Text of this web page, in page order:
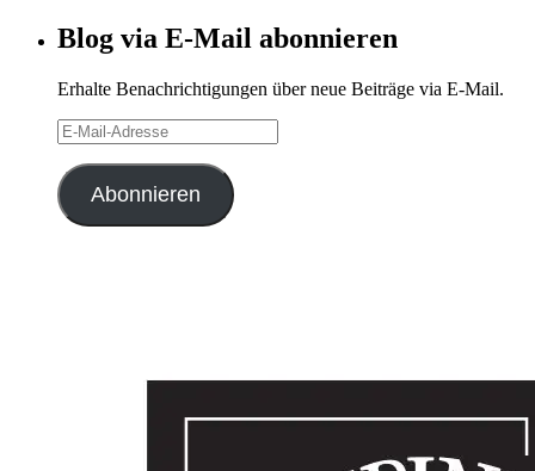
Blog via E-Mail abonnieren
Erhalte Benachrichtigungen über neue Beiträge via E-Mail.
E-
Mail-
Adresse
Abonnieren